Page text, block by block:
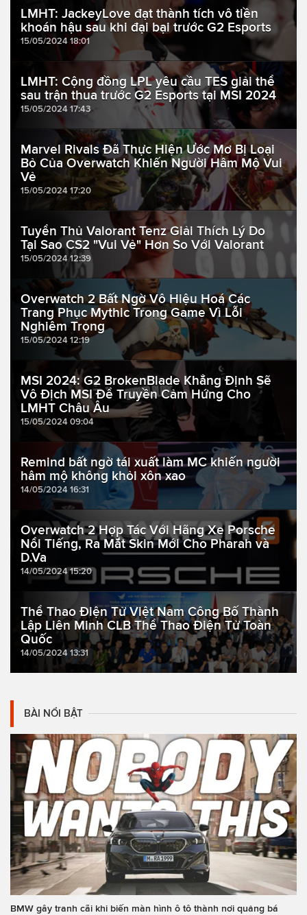
LMHT: JackeyLove đạt thành tích vô tiền
khoán hậu sau khi đại bại trước G2 Esports
15/05/2024 18:01
LMHT: Cộng đồng LPL yêu cầu TES giải thể
sau trận thua trước G2 Esports tại MSI 2024
15/05/2024 17:43
Marvel Rivals Đã Thực Hiện Ước Mơ Bị Loại
Bỏ Của Overwatch Khiến Người Hâm Mộ Vui
Vẻ
15/05/2024 17:20
Tuyển Thủ Valorant Tenz Giải Thích Lý Do
Tại Sao CS2 "Vui Vẻ" Hơn So Với Valorant
15/05/2024 12:39
Overwatch 2 Bất Ngờ Vô Hiệu Hoá Các
Trang Phục Mythic Trong Game Vì Lỗi
Nghiêm Trọng
15/05/2024 12:19
MSI 2024: G2 BrokenBlade Khẳng Định Sẽ
Vô Địch MSI Để Truyền Cảm Hứng Cho
LMHT Châu Âu
15/05/2024 09:04
Remind bất ngờ tái xuất làm MC khiến người
hâm mộ không khỏi xôn xao
14/05/2024 16:31
Overwatch 2 Hợp Tác Với Hãng Xe Porsche
Nổi Tiếng, Ra Mắt Skin Mới Cho Pharah và
D.Va
14/05/2024 15:20
Thể Thao Điện Tử Việt Nam Công Bố Thành
Lập Liên Minh CLB Thể Thao Điện Tử Toàn
Quốc
14/05/2024 13:31
BÀI NỔI BẬT
BMW gây tranh cãi khi biến màn hình ô tô thành nơi quảng bá